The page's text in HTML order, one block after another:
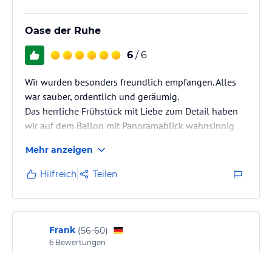
Oase der Ruhe
6 / 6
Wir wurden besonders freundlich empfangen. Alles
war sauber, ordentlich und geräumig.
Das herrliche Frühstück mit Liebe zum Detail haben
wir auf dem Ballon mit Panoramablick wahnsinnig
Mehr anzeigen
Hilfreich Teilen
Frank (56-60)
6 Bewertungen